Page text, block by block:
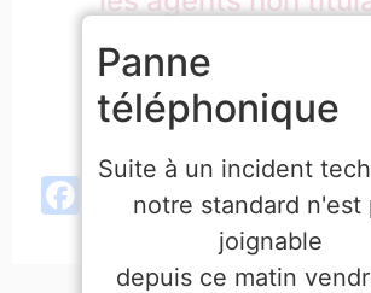
remuneration_non_titulaires
Facebook
X Email
Facebook
X LinkedIn
Email
Panne
téléphonique
Suite à un incident
notre standard n'est
joignable
depuis ce matin